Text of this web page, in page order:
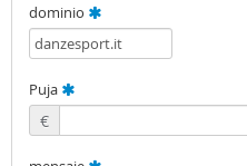
dominio
Puja
€